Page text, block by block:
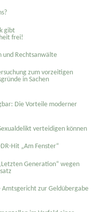
gibt
frei!
und Rechtsanwälte
zum vorzeitigen
in Sachen
Die Vorteile moderner
verteidigen können
Hit „Am Fenster“
Generation“ wegen
zur Geldübergabe